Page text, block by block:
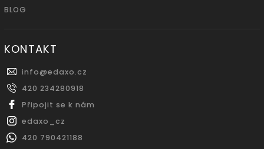
BLOG
KONTAKT
info@edaxo.cz
420 234280918
Připojit se k nám
edaxo_cz
420 790421188